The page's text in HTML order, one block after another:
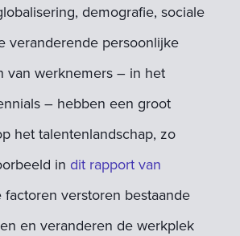
demografie, sociale
veranderende persoonlijke
van werknemers – in het
– hebben een groot
het talentenlandschap, zo
in dit rapport van
factoren verstoren bestaande
en veranderen de werkplek